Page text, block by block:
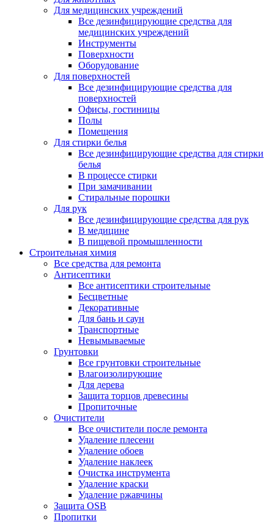
Для медицинских учреждений
Все дезинфицирующие средства для
медицинских учреждений
Инструменты
Поверхности
Оборудование
Для поверхностей
Все дезинфицирующие средства для
поверхностей
Офисы, гостиницы
Полы
Помещения
Для стирки белья
Все дезинфицирующие средства для стирки
белья
В процессе стирки
При замачивании
Стиральные порошки
Для рук
Все дезинфицирующие средства для рук
В медицине
В пищевой промышленности
Строительная химия
Все средства для ремонта
Антисептики
Все антисептики строительные
Бесцветные
Декоративные
Для бань и саун
Транспортные
Невымываемые
Грунтовки
Все грунтовки строительные
Влагоизолирующие
Для дерева
Защита торцов древесины
Пропиточные
Очистители
Все очистители после ремонта
Удаление плесени
Удаление обоев
Удаление наклеек
Очистка инструмента
Удаление краски
Удаление ржавчины
Защита OSB
Пропитки